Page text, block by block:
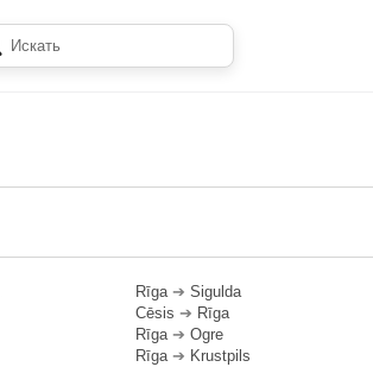
Rīga➔ Sigulda
Cēsis ➔ Rīga
Rīga➔ Ogre
Rīga➔ Krustpils